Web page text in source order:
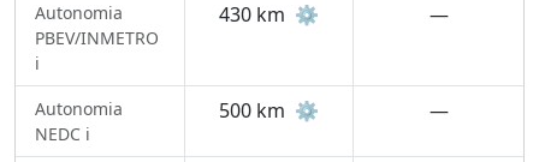
Autonomia
PBEV/INMETRO
ℹ️
430 km ⚙️ —
Autonomia
NEDC ℹ️
500 km ⚙️ —